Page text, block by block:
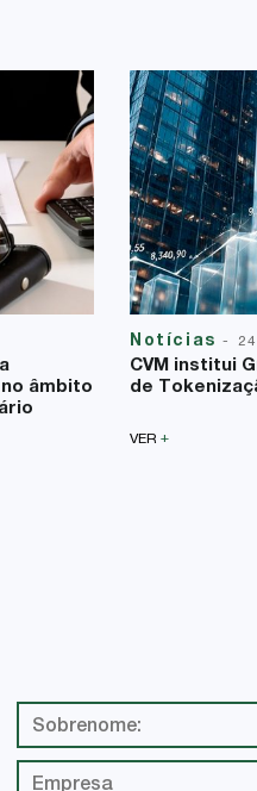
âmbito
Notícias-
CVM institui
de
VER +